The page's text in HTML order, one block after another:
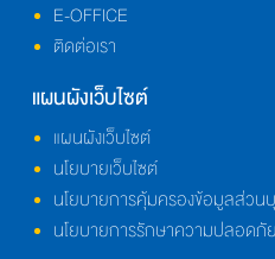
E-OFFICE
ติดต่อเรา
แผนผังเว็บไซต์
แผนผังเว็บไซต์
นโยบายเว็บไซต์
นโยบายการคุ้มครองข้อมูลส่วน
นโยบายการรักษาความปลอดภั